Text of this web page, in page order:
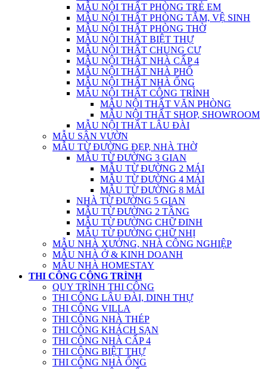
MẪU NỘI THẤT PHÒNG TRẺ EM
MẪU NỘI THẤT PHÒNG TẮM, VỆ SINH
MẪU NỘI THẤT PHÒNG THỜ
MẪU NỘI THẤT BIỆT THỰ
MẪU NỘI THẤT CHUNG CƯ
MẪU NỘI THẤT NHÀ CẤP 4
MẪU NỘI THẤT NHÀ PHỐ
MẪU NỘI THẤT NHÀ ỐNG
MẪU NỘI THẤT CÔNG TRÌNH
MẪU NỘI THẤT VĂN PHÒNG
MẪU NỘI THẤT SHOP, SHOWROOM
MẪU NỘI THẤT LÂU ĐÀI
MẪU SÂN VƯỜN
MẪU TỪ ĐƯỜNG ĐẸP, NHÀ THỜ
MẪU TỪ ĐƯỜNG 3 GIAN
MẪU TỪ ĐƯỜNG 2 MÁI
MẪU TỪ ĐƯỜNG 4 MÁI
MẪU TỪ ĐƯỜNG 8 MÁI
NHÀ TỪ ĐƯỜNG 5 GIAN
MẪU TỪ ĐƯỜNG 2 TẦNG
MẪU TỪ ĐƯỜNG CHỮ ĐINH
MẪU TỪ ĐƯỜNG CHỮ NHỊ
MẪU NHÀ XƯỞNG, NHÀ CÔNG NGHIỆP
MẪU NHÀ Ở & KINH DOANH
MẪU NHÀ HOMESTAY
THI CÔNG CÔNG TRÌNH
QUY TRÌNH THI CÔNG
THI CÔNG LÂU ĐÀI, DINH THỰ
THI CÔNG VILLA
THI CÔNG NHÀ THÉP
THI CÔNG KHÁCH SẠN
THI CÔNG NHÀ CẤP 4
THI CÔNG BIỆT THỰ
THI CÔNG NHÀ ỐNG